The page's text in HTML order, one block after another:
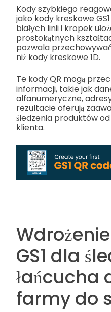
Kody szybkiego
jako kody kreskowe
białych linii i kropek
prostokątnych
pozwala
niż kody kreskowe 1D.
Te kody QR mogą
informacji, takie jak
alfanumeryczne,
rezultacie oferują
śledzenia produktów
klienta.
GS1 dla
łańcucha
farmy do